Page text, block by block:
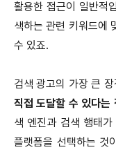
활용한 접근이 일반적
색하는 관련 키워드에
수 있죠.
검색 광고의 가장 큰 장
직접 도달할 수 있다는
색 엔진과 검색 행태
플랫폼을 선택하는 것